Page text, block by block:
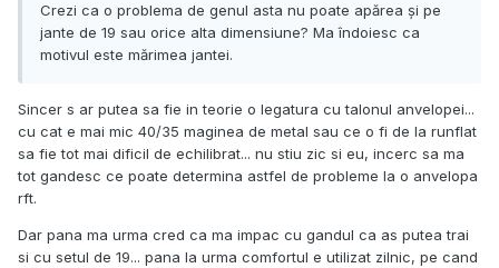
Crezi ca o problema de genul asta nu poate apărea și pe
jante de 19 sau orice alta dimensiune? Ma îndoiesc ca
motivul este mărimea jantei.
Sincer s ar putea sa fie in teorie o legatura cu talonul anvelopei...
cu cat e mai mic 40/35 maginea de metal sau ce o fi de la runflat
sa fie tot mai dificil de echilibrat... nu stiu zic si eu, incerc sa ma
tot gandesc ce poate determina astfel de probleme la o anvelopa
rft.
Dar pana ma urma cred ca ma impac cu gandul ca as putea trai
si cu setul de 19... pana la urma comfortul e utilizat zilnic, pe cand